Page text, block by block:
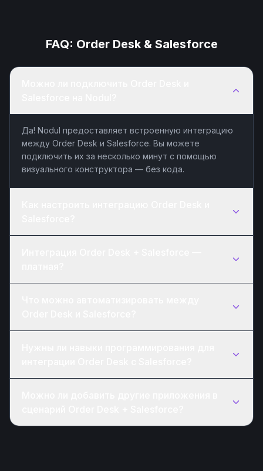
FAQ: Order Desk& Salesforce
Да! Nodul предоставляет встроенную интеграцию
между Order Desk и Salesforce. Вы можете
подключить их за несколько минут с помощью
визуального конструктора — без кода.